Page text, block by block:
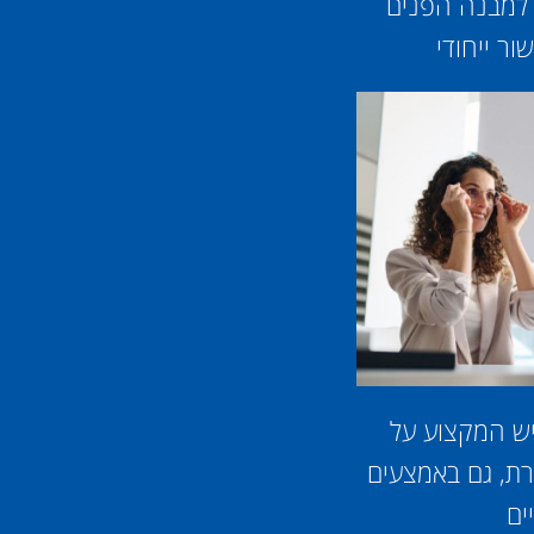
ייחודי
המקצוע על
גם באמצעים